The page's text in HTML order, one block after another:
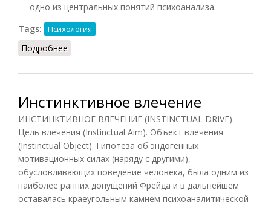
— одно из центральных понятий психоанализа.
Tags:
Психология
Подробнее
Инстинктивное влечение
ИНСТИНКТИВНОЕ ВЛЕЧЕНИЕ (INSTINCTUAL DRIVE).
Цель влечения (Instinctual Aim). Объект влечения
(Instinctual Object). Гипотеза об эндогенных
мотивационных силах (наряду с другими),
обусловливающих поведение человека, была одним из
наиболее ранних допущений Фрейда и в дальнейшем
оставалась краеугольным камнем психоаналитической